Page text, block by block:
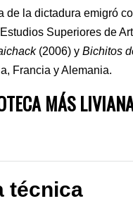
la dictadura emigró
Superiores de
(2006) y Bichitos
Francia y Alemania.
MÁS
técnica